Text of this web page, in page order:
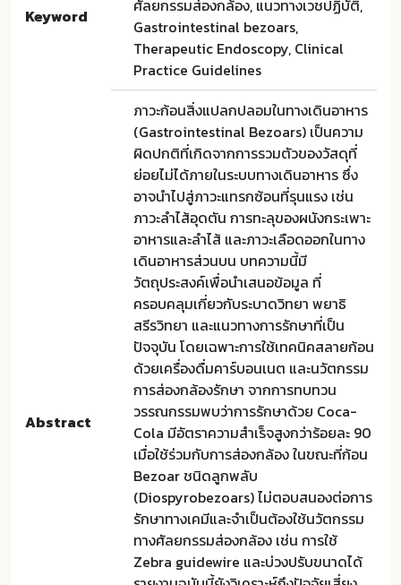
Keyword
ศัลยกรรมส่องกล้อง, แนวทางเวชปฏิบัติ,
Gastrointestinal bezoars,
Therapeutic Endoscopy, Clinical
Practice Guidelines
Abstract
ภาวะก้อนสิ่งแปลกปลอมในทางเดินอาหาร
(Gastrointestinal Bezoars) เป็นความ
ผิดปกติที่เกิดจากการรวมตัวของวัสดุที่
ย่อยไม่ได้ภายในระบบทางเดินอาหาร ซึ่ง
อาจนำไปสู่ภาวะแทรกซ้อนที่รุนแรง เช่น
ภาวะลำไส้อุดตัน การทะลุของผนังกระเพาะ
อาหารและลำไส้ และภาวะเลือดออกในทาง
เดินอาหารส่วนบน บทความนี้มี
วัตถุประสงค์เพื่อนำเสนอข้อมูล ที่
ครอบคลุมเกี่ยวกับระบาดวิทยา พยาธิ
สรีรวิทยา และแนวทางการรักษาที่เป็น
ปัจจุบัน โดยเฉพาะการใช้เทคนิคสลายก้อน
ด้วยเครื่องดื่มคาร์บอนเนต และนวัตกรรม
การส่องกล้องรักษา จากการทบทวน
วรรณกรรมพบว่าการรักษาด้วย Coca-
Cola มีอัตราความสำเร็จสูงกว่าร้อยละ 90
เมื่อใช้ร่วมกับการส่องกล้อง ในขณะที่ก้อน
Bezoar ชนิดลูกพลับ
(Diospyrobezoars) ไม่ตอบสนองต่อการ
รักษาทางเคมีและจำเป็นต้องใช้นวัตกรรม
ทางศัลยกรรมส่องกล้อง เช่น การใช้
Zebra guidewire และบ่วงปรับขนาดได้